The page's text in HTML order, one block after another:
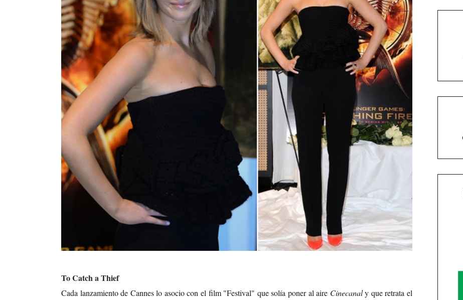
To Catch a Thief
Cada lanzamiento de Cannes lo asocio con el film "Festival" que solía poner al aire Cinecanaly que retrata el